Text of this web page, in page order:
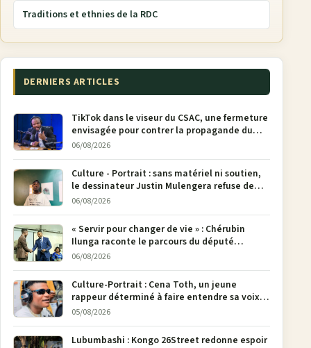
Traditions et ethnies de la RDC
DERNIERS ARTICLES
TikTok dans le viseur du CSAC, une fermeture
envisagée pour contrer la propagande du
M23
06/08/2026
Culture - Portrait : sans matériel ni soutien,
le dessinateur Justin Mulengera refuse de
poser son crayon
06/08/2026
« Servir pour changer de vie » : Chérubin
Ilunga raconte le parcours du député
national Jethro Muyombi Tshimbu en 137
06/08/2026
Culture-Portrait : Cena Toth, un jeune
rappeur déterminé à faire entendre sa voix à
Bunia
05/08/2026
Lubumbashi : Kongo 26Street redonne espoir